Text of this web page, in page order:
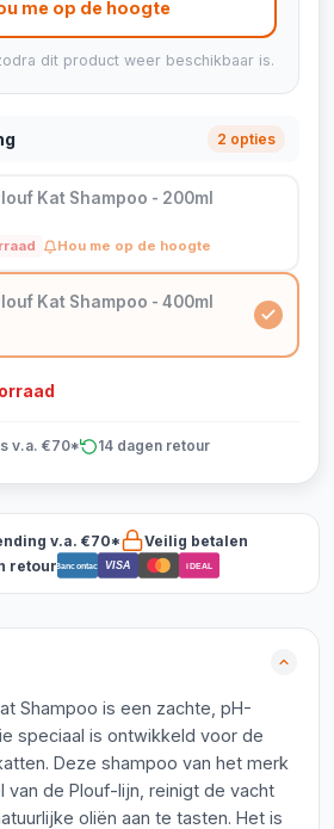
me op de hoogte
dit product weer beschikbaar is.
2 opties
Kat Shampoo - 200ml
Hou me op de hoogte
Kat Shampoo - 400ml
v.a. €70* 14 dagen retour
v.a. €70*
Veilig betalen
retourBancontact VISA iDEAL
Shampoo is een zachte, pH-
speciaal is ontwikkeld voor de
Deze shampoo van het merk
van de Plouf-lijn, reinigt de vacht
oliën aan te tasten. Het is